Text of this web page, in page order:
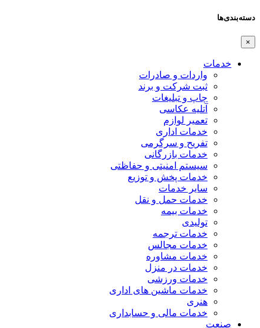
دسته‌بندی‌ها
×
خدمات
واردات و صادرات
ثبت شرکت و برند
چاپ و تبلیغات
آتلیه عکاسی
تعمیر لوازم
خدمات اداری
تفریح و سرگرمی
خدمات بازرگانی
سیستم امنیتی و حفاظتی
خدمات پخش و توزیع
سایر خدمات
خدمات حمل و نقل
خدمات بیمه
تولیدی
خدمات ترجمه
خدمات مجالس
خدمات مشاوره
خدمات در منزل
خدمات ورزشی
خدمات ماشین های اداری
هنری
خدمات مالی و حسابداری
صنعت